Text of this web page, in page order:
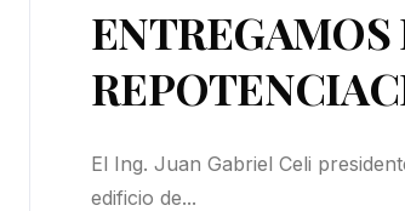
El Ing. Juan Gabriel Celi
edificio de...